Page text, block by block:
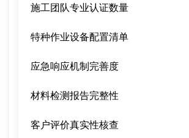
施工团队专业认证数量
特种作业设备配置清单
应急响应机制完善度
材料检测报告完整性
客户评价真实性核查